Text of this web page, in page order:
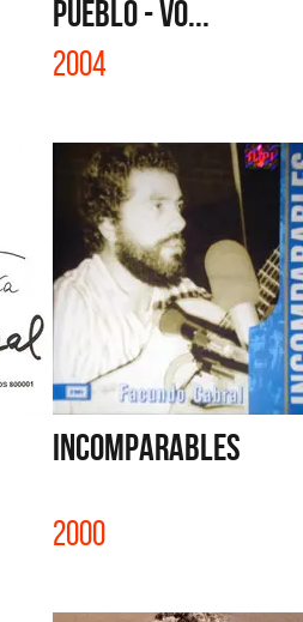
PUEBLO - VO...
2004
INCOMPARABLES
2000